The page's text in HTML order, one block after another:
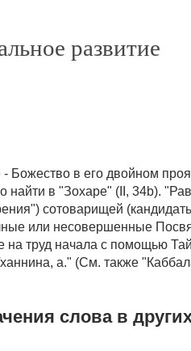
развитие
- Божество в его двойном
найти в "Зохаре" (II, 34b).
сотоварищей
или несовершенные
на труд начала с помощью
а." (См. также
слова в